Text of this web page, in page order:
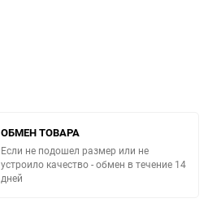
ОБМЕН ТОВАРА
Если не подошел размер или не
устроило качество - обмен в течение 14
дней